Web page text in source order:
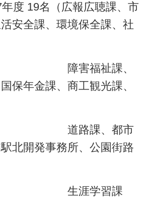
19名（広報広聴課、市
安全課、環境保全課、社
祉課、
保年金課、商工観光課、
課、都市
北開発事務所、公園街路
学習課